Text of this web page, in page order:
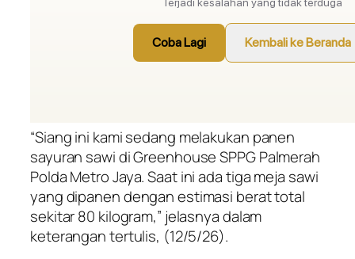
“Siang ini kami sedang melakukan panen
sayuran sawi di Greenhouse SPPG Palmerah
Polda Metro Jaya. Saat ini ada tiga meja sawi
yang dipanen dengan estimasi berat total
sekitar 80 kilogram,” jelasnya dalam
keterangan tertulis, (12/5/26).